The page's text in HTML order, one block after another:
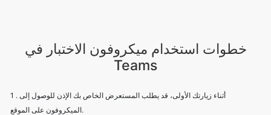
خطوات استخدام ميكروفون الاختبار في
Teams
1 . أثناء زيارتك الأولى، قد يطلب المستعرض الخاص بك الإذن للوصول إلى
الميكروفون على الموقع.